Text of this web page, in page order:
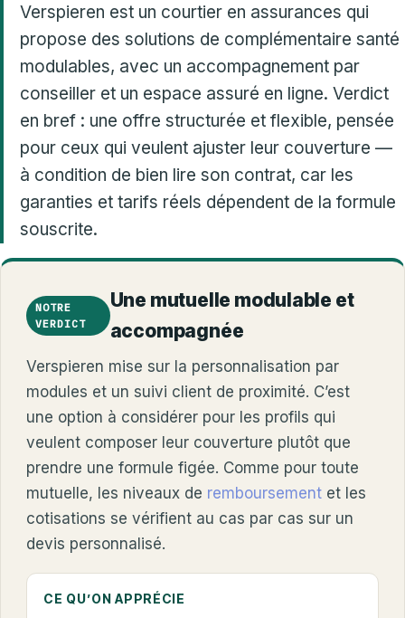
Verspieren est un courtier en assurances qui
propose des solutions de complémentaire santé
modulables, avec un accompagnement par
conseiller et un espace assuré en ligne. Verdict
en bref : une offre structurée et flexible, pensée
pour ceux qui veulent ajuster leur couverture —
à condition de bien lire son contrat, car les
garanties et tarifs réels dépendent de la formule
souscrite.
NOTRE
VERDICT
Une mutuelle modulable et
accompagnée
Verspieren mise sur la personnalisation par
modules et un suivi client de proximité. C’est
une option à considérer pour les profils qui
veulent composer leur couverture plutôt que
prendre une formule figée. Comme pour toute
mutuelle, les niveaux de remboursement et les
cotisations se vérifient au cas par cas sur un
devis personnalisé.
CE QU’ON APPRÉCIE